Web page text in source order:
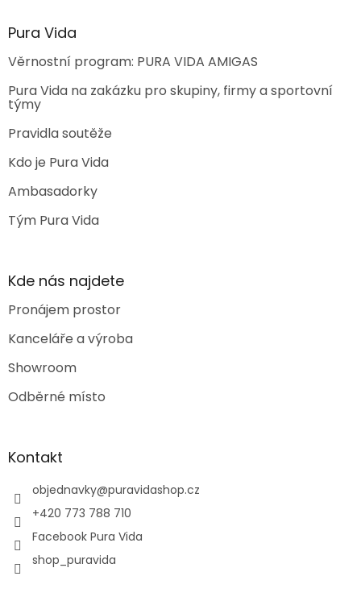
Pura Vida
Věrnostní program: PURA VIDA AMIGAS
Pura Vida na zakázku pro skupiny, firmy a sportovní
týmy
Pravidla soutěže
Kdo je Pura Vida
Ambasadorky
Tým Pura Vida
Kde nás najdete
Pronájem prostor
Kanceláře a výroba
Showroom
Odběrné místo
Kontakt
objednavky@puravidashop.cz
+420 773 788 710
Facebook Pura Vida
shop_puravida